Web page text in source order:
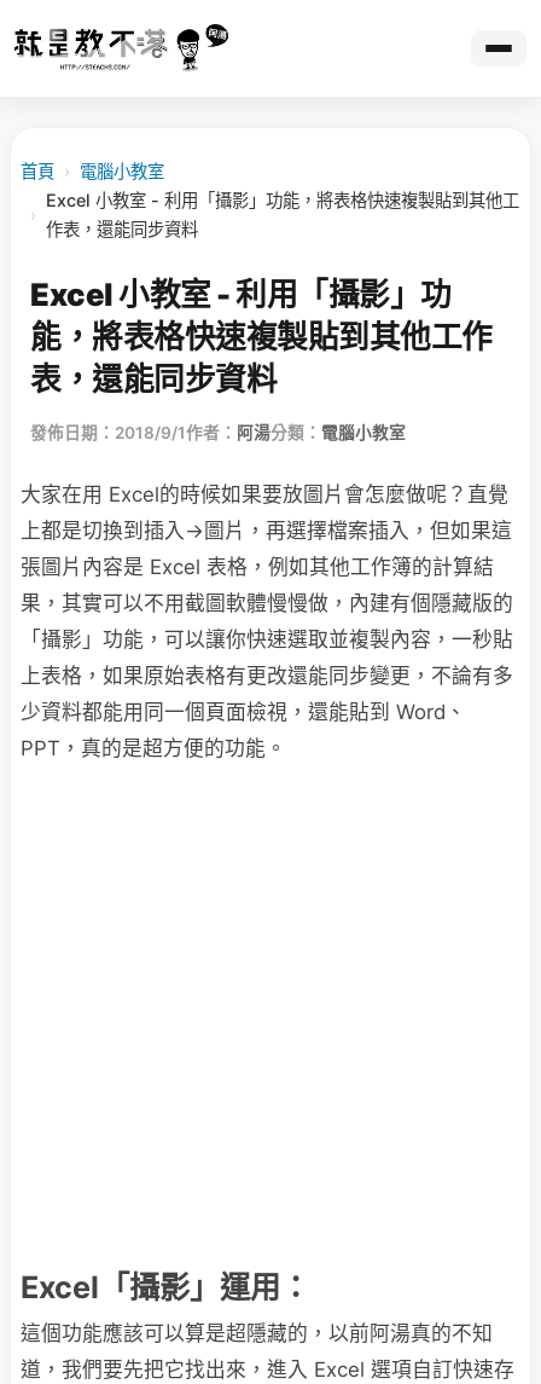
首頁 › 電腦小教室
›
Excel 小教室 - 利用「攝影」功能，將表格快速複製貼到其他工
作表，還能同步資料
Excel 小教室 - 利用「攝影」功
能，將表格快速複製貼到其他工作
表，還能同步資料
發佈日期：2018/9/1作者： 阿湯分類： 電腦小教室
大家在用 Excel的時候如果要放圖片會怎麼做呢？直覺
上都是切換到插入→圖片，再選擇檔案插入，但如果這
張圖片內容是 Excel 表格，例如其他工作簿的計算結
果，其實可以不用截圖軟體慢慢做，內建有個隱藏版的
「攝影」功能，可以讓你快速選取並複製內容，一秒貼
上表格，如果原始表格有更改還能同步變更，不論有多
少資料都能用同一個頁面檢視，還能貼到 Word、
PPT，真的是超方便的功能。
Excel「攝影」運用：
這個功能應該可以算是超隱藏的，以前阿湯真的不知
道，我們要先把它找出來，進入 Excel 選項自訂快速存